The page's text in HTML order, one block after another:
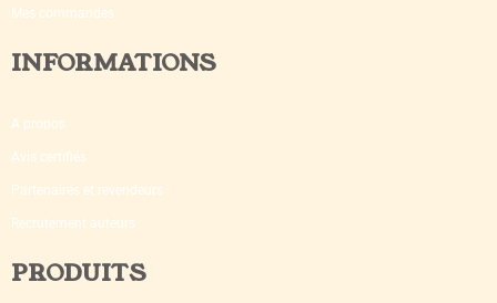
Mes commandes
INFORMATIONS
A propos
Avis certifiés
Partenaires et revendeurs
Recrutement auteurs
PRODUITS